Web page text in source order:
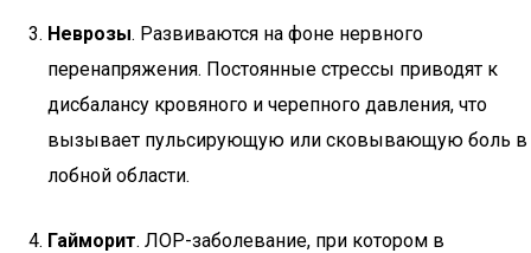
Неврозы. Развиваются на фоне нервного
перенапряжения. Постоянные стрессы приводят к
дисбалансу кровяного и черепного давления, что
вызывает пульсирующую или сковывающую боль в
лобной области.
Гайморит. ЛОР-заболевание, при котором в